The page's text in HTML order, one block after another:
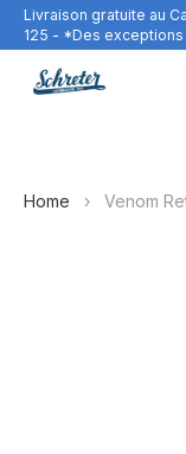
Livraison gratuite au
125 - *Des
Home › Venom